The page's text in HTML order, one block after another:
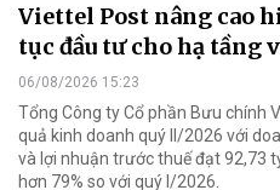
Viettel Post nâng cao
tục đầu tư cho hạ tầng
06/08/2026 15:23
Tổng Công ty Cổ phần Bưu chính
quả kinh doanh quý II/2026 với
và lợi nhuận trước thuế đạt 92,73
hơn 79% so với quý I/2026.